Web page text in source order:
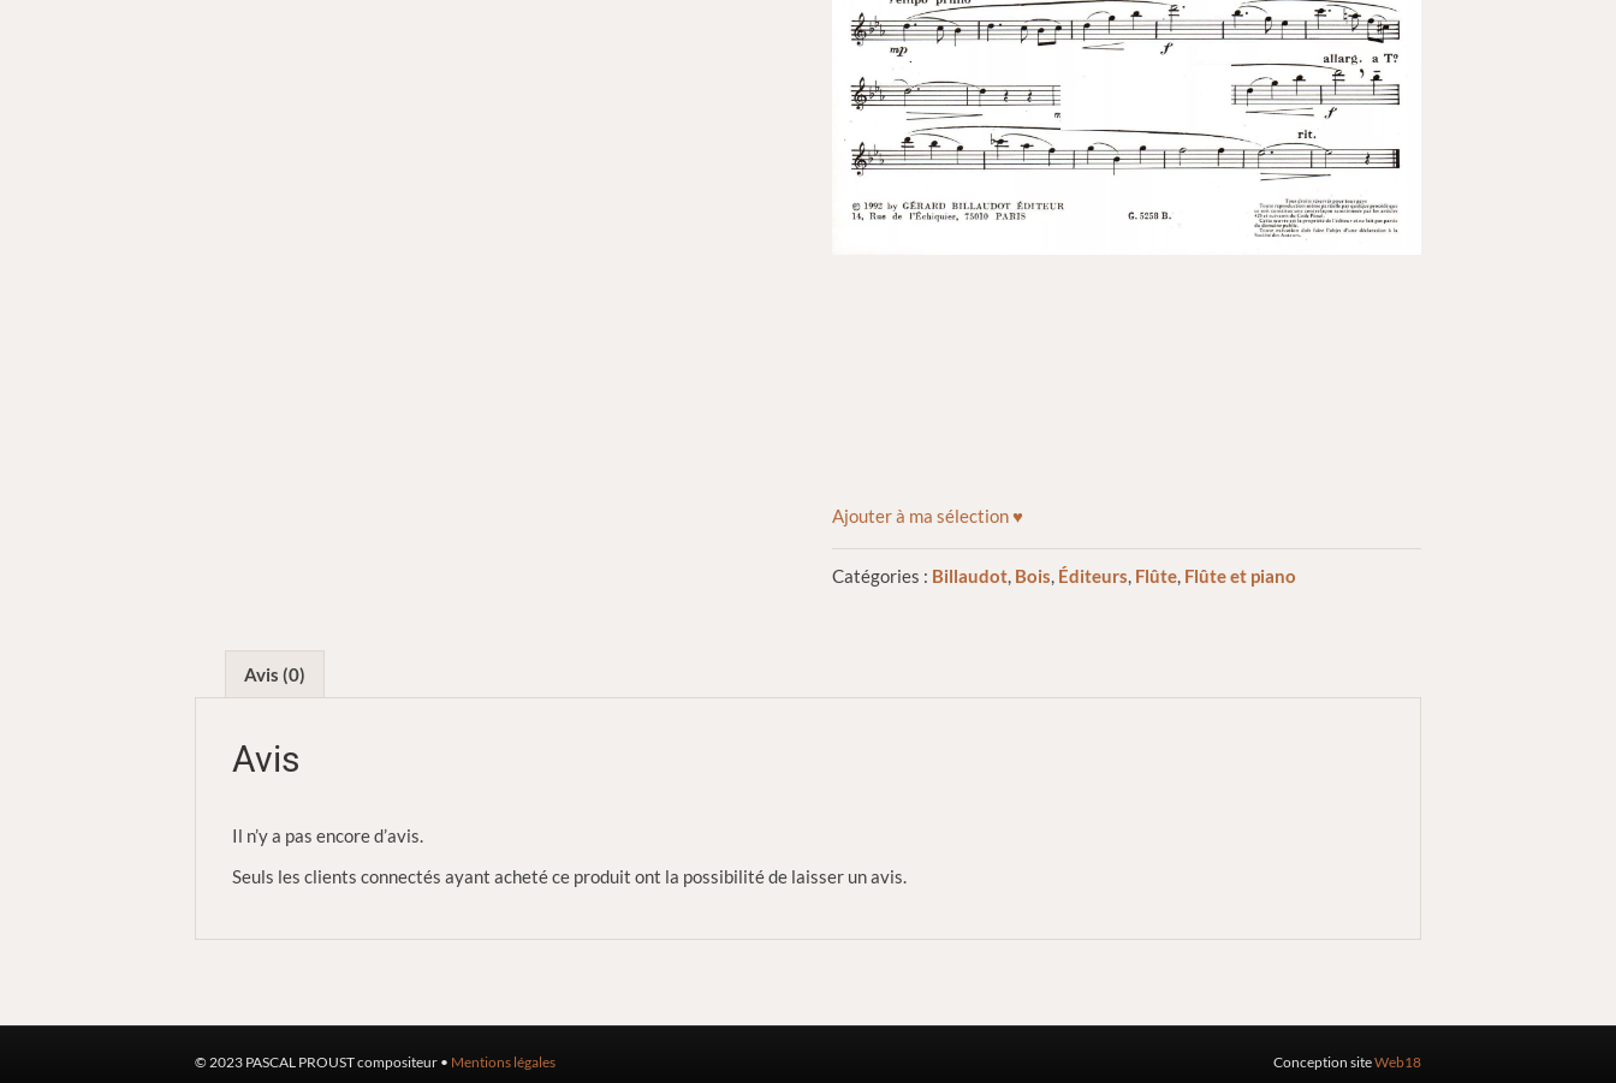
Ajouter à ma sélection ♥
Catégories : Billaudot, Bois, Éditeurs, Flûte, Flûte et piano
Avis (0)
Avis
Il n’y a pas encore d’avis.
Seuls les clients connectés ayant acheté ce produit ont la possibilité de laisser un avis.
© 2023 PASCAL PROUST compositeur • Mentions légales Conception siteWeb18